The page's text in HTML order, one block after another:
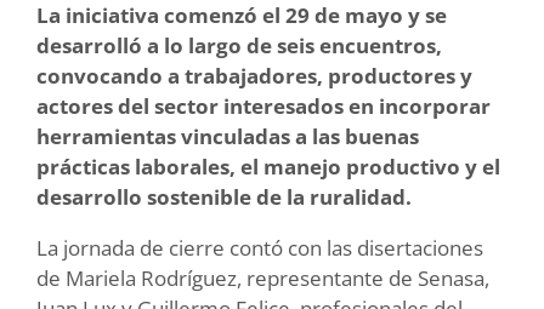
La iniciativa comenzó el 29 de mayo y se
desarrolló a lo largo de seis encuentros,
convocando a trabajadores, productores y
actores del sector interesados en incorporar
herramientas vinculadas a las buenas
prácticas laborales, el manejo productivo y el
desarrollo sostenible de la ruralidad.
La jornada de cierre contó con las disertaciones
de Mariela Rodríguez, representante de Senasa,